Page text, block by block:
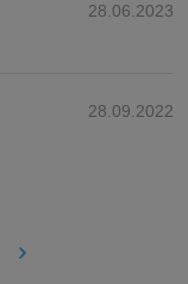
28.06.2023
28.09.2022